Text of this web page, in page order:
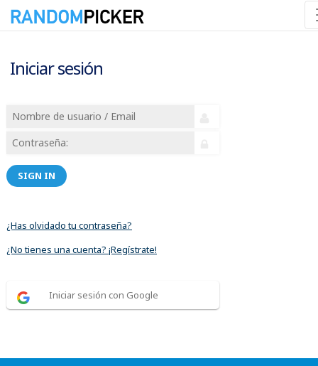
Iniciar sesión
SIGN IN
¿Has olvidado tu contraseña?
¿No tienes una cuenta? ¡Regístrate!
Iniciar sesión con Google